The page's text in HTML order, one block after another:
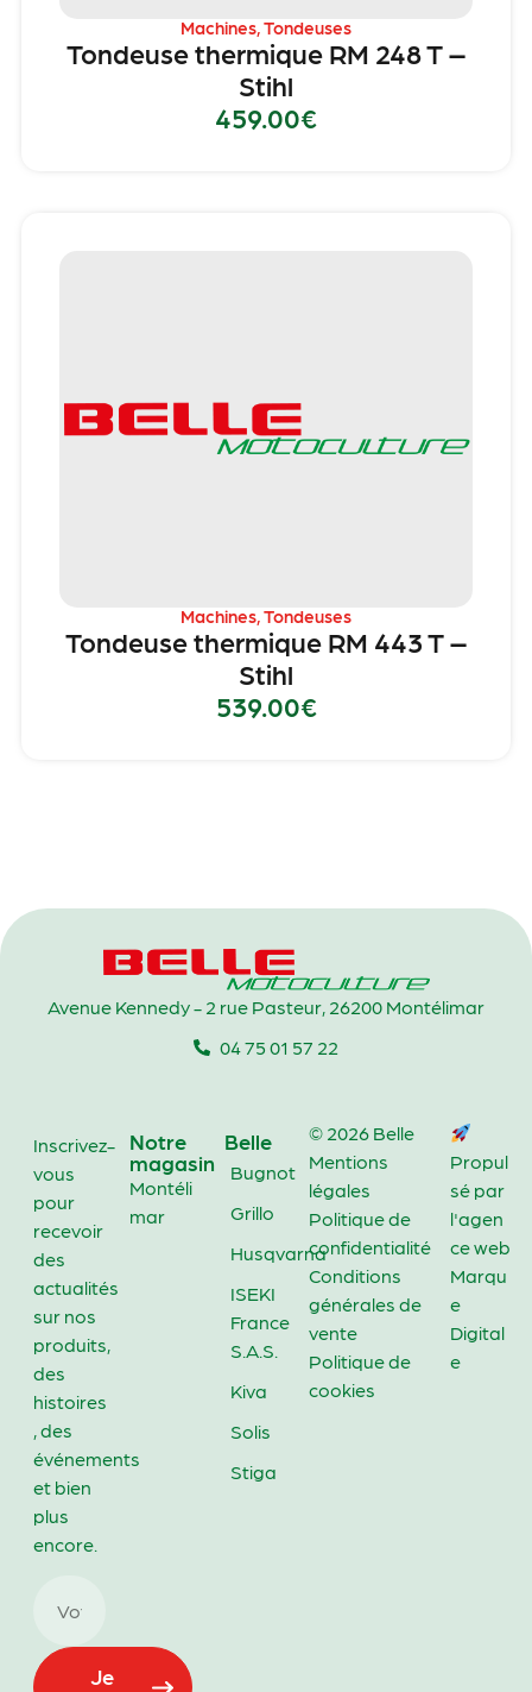
Machines,Tondeuses
Tondeuse thermique RM 248 T –
Stihl
459.00€
Machines,Tondeuses
Tondeuse thermique RM 443 T –
Stihl
539.00€
Avenue Kennedy - 2 rue Pasteur, 26200 Montélimar
04 75 01 57 22
Inscrivez-
vous
pour
recevoir
des
actualités
sur nos
produits,
des
histoires
, des
événements
et bien
plus
encore.
Je
Notre
magasin
Montéli
mar
Belle
Bugnot
Grillo
Husqvarna
ISEKI
France
S.A.S.
Kiva
Solis
Stiga
© 2026 Belle
Mentions
légales
Politique de
confidentialité
Conditions
générales de
vente
Politique de
cookies
Propul
sé par
l'agen
ce web
Marqu
e
Digital
e